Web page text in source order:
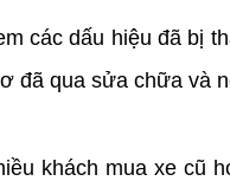
các dấu hiệu đã bị
đã qua sửa chữa và
khách mua xe cũ